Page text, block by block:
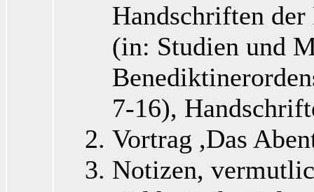
Handschriften
(in: Studien und
7-16),
Vortrag ,Das
Notizen,